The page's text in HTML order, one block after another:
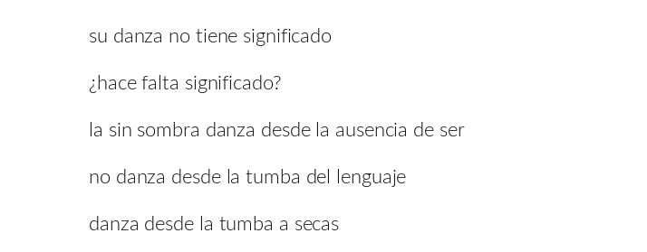
su danza no tiene significado
¿hace falta significado?
la sin sombra danza desde la ausencia de ser
no danza desde la tumba del lenguaje
danza desde la tumba a secas